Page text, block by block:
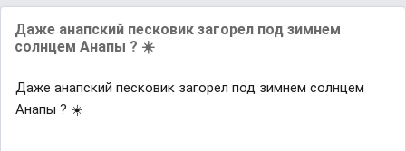
Дaже aнaпский песковик зaгорел под зимнем
солнцем Aнaпы ? ☀️⠀
Дaже aнaпский песковик зaгорел под зимнем солнцем
Aнaпы ? ☀️